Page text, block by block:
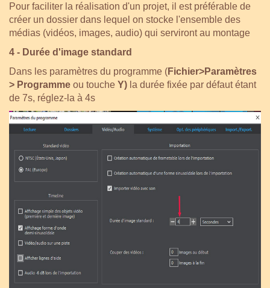
Pour faciliter la réalisation d'un projet, il est préférable de
créer un dossier dans lequel on stocke l'ensemble des
médias (vidéos, images, audio) qui serviront au montage
4 - Durée d'image standard
Dans les paramètres du programme (Fichier>Paramètres
> Programme ou touche Y) la durée fixée par défaut étant
de 7s, réglez-la à 4s